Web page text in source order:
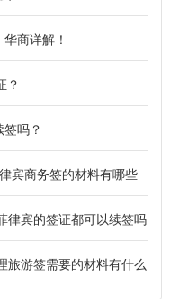
商详解！
？
吗？
宾商务签的材料有哪些
律宾的签证都可以续签吗
旅游签需要的材料有什么